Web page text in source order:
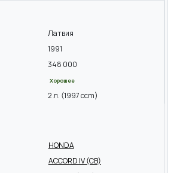
Латвия
1991
348 000
Хорошее
2 л. (1997 ccm)
HONDA
ACCORD IV (CB)